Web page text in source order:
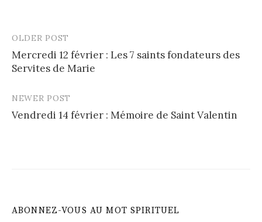
Post
navigation
OLDER POST
Mercredi 12 février : Les 7 saints fondateurs des
Servites de Marie
NEWER POST
Vendredi 14 février : Mémoire de Saint Valentin
ABONNEZ-VOUS AU MOT SPIRITUEL